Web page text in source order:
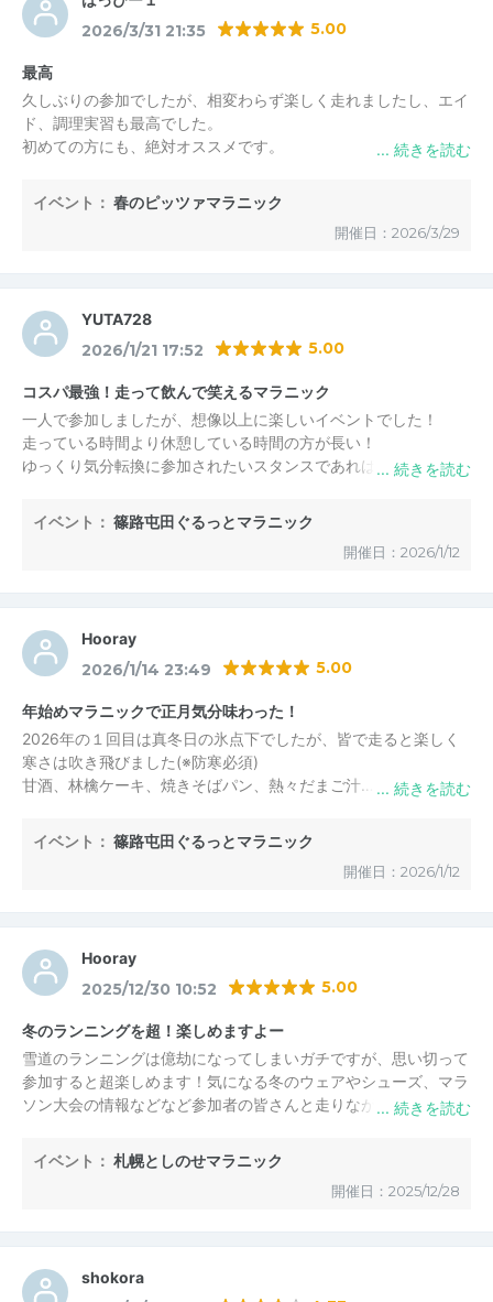
2026/3/31 21:35 5.00
最高
久しぶりの参加でしたが、相変わらず楽しく走れましたし、エイ
ド、調理実習も最高でした。
初めての方にも、絶対オススメです。
イベント： 春のピッツァマラニック
開催日：2026/3/29
YUTA728
2026/1/21 17:52 5.00
コスパ最強！走って飲んで笑えるマラニック
一人で参加しましたが、想像以上に楽しいイベントでした！
走っている時間より休憩している時間の方が長い！
ゆっくり気分転換に参加されたいスタンスであればおすすめで
印象に残った出来事２つ
１、先頭を引っ張っていた方が初参加者で道もわからない人だっ
走る前に酒を飲むことで体を温めると言っている人がいた（笑）
参加者の多くはリピーター、私もまた参加したいと思いました！
イベント： 篠路屯田ぐるっとマラニック
開催日：2026/1/12
Hooray
2026/1/14 23:49 5.00
年始めマラニックで正月気分味わった！
2026年の１回目は真冬日の氷点下でしたが、皆で走ると楽しく
寒さは吹き飛びました(※防寒必須)
甘酒、林檎ケーキ、焼きそばパン、熱々だまご汁…次々と参加者
カンのようでした(オトンか？)
篠路地区の歴史にもチラリと触れ、150年前に移住した先人(寒か
っただろなー)に思いを馳せたりするのも栗マラならではでした
イベント： 篠路屯田ぐるっとマラニック
開催日：2026/1/12
Hooray
2025/12/30 10:52 5.00
冬のランニングを超！楽しめますよー
雪道のランニングは億劫になってしまいガチですが、思い切って
参加すると超楽しめます！気になる冬のウェアやシューズ、マラ
ソン大会の情報などなど参加者の皆さんと走りながらワイワイ交
に主催者様が用意してくれる補給食はランニング中の一番のお楽
しみです。今年も１年、季節ごと思い出に残るコースを走ること
ができました。お世話になりました！来年もよろしくお願いしま
イベント： 札幌としのせマラニック
開催日：2025/12/28
shokora